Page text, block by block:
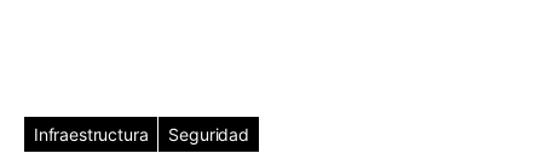
Infraestructura Seguridad